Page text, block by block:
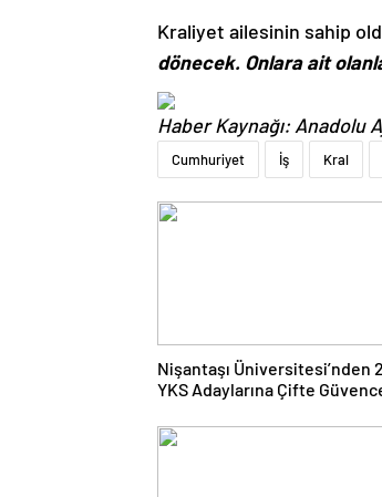
Kraliyet ailesinin sahip
dönecek. Onlara ait
Haber Kaynağı: Anadolu
Cumhuriyet İş Kral
Nişantaşı Üniversitesi’nden
YKS Adaylarına Çifte